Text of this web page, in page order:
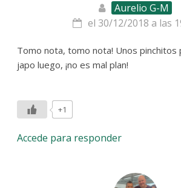
Aurelio G-M
el 30/12/2018 a las
Tomo nota, tomo nota! Unos pinchitos
japo luego, ¡no es mal plan!
+1
Accede para responder